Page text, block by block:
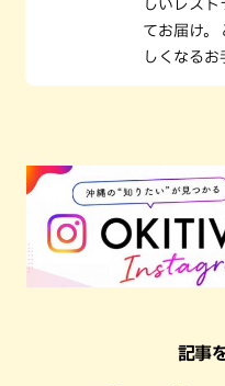
しいレス
てお届け。
しくなる
記事